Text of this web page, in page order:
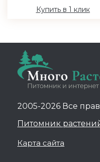
Купить в 1 клик
2005-2026 Все
Питомник
Карта сайта